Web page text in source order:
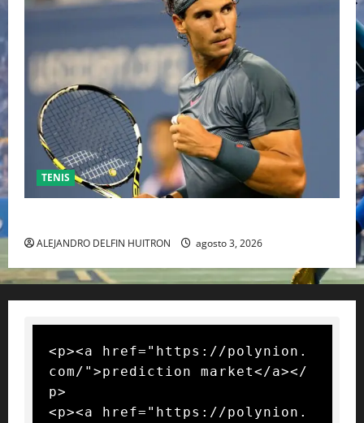
TENIS
ALEJANDRO DELFIN HUITRON agosto 3, 2026
<p><a href="https://polynion.
com/">prediction market</a></
p>
<p><a href="https://polynion.